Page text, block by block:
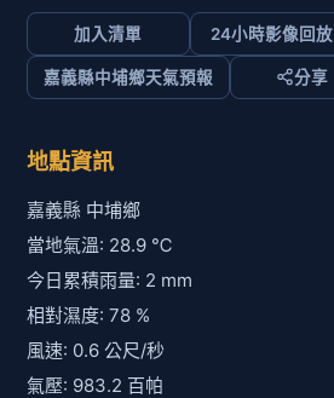
加入清單 24小時影像回放
嘉義縣中埔鄉天氣預報 分享
地點資訊
嘉義縣 中埔鄉
當地氣溫: 28.9 ℃
今日累積雨量: 2 mm
相對濕度: 78 %
風速: 0.6 公尺/秒
氣壓: 983.2 百帕